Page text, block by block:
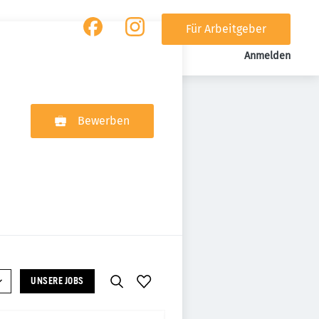
Für Arbeitgeber
Anmelden
Bewerben